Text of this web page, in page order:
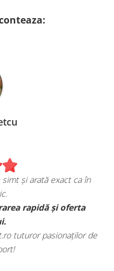
și arată exact ca în
rapidă și oferta
tuturor pasionaților de